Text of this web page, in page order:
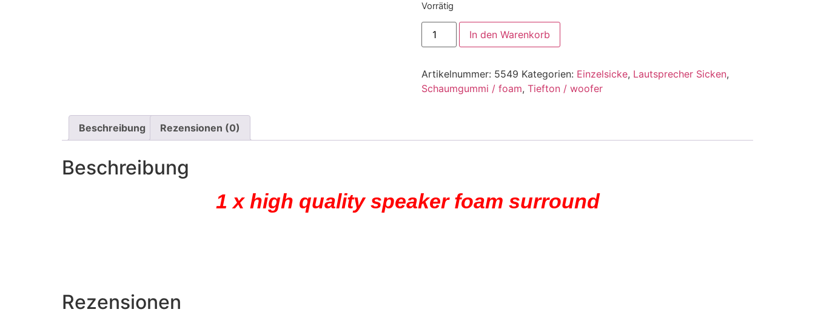
Vorrätig
In den Warenkorb
Artikelnummer: 5549 Kategorien: Einzelsicke, Lautsprecher Sicken,
Schaumgummi / foam, Tiefton / woofer
Beschreibung Rezensionen (0)
Beschreibung
1 x high quality speaker foam surround
Rezensionen